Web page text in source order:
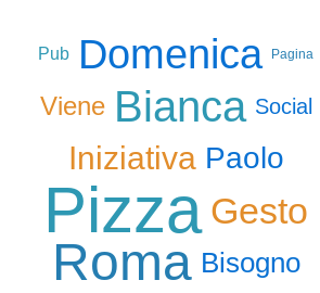
Pub Domenica Pagina
Viene Bianca Social
Iniziativa Paolo
Pizza Gesto
Roma Bisogno